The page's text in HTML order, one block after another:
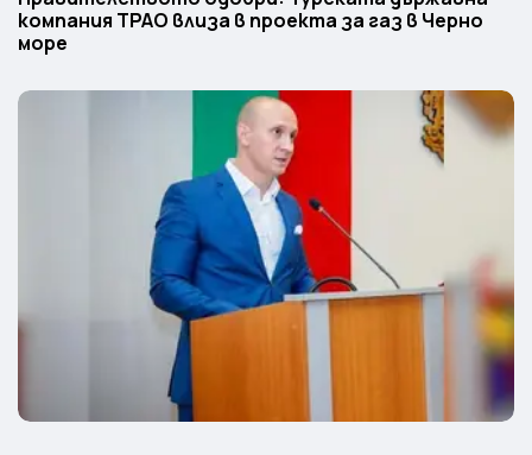
компания TPAO влиза в проекта за газ в Черно
море